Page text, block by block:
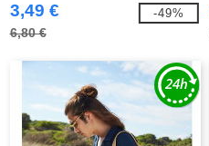
3,49 €
6,80 €
-49%